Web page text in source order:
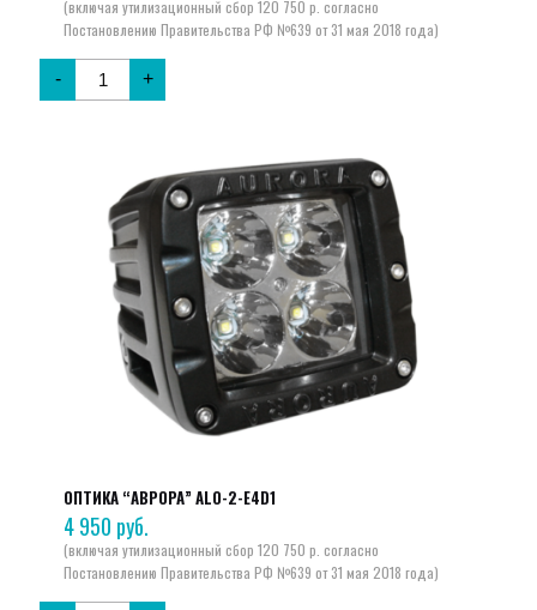
- +
ОПТИКА “АВРОРА” ALO-2-E4D1
4 950 руб.